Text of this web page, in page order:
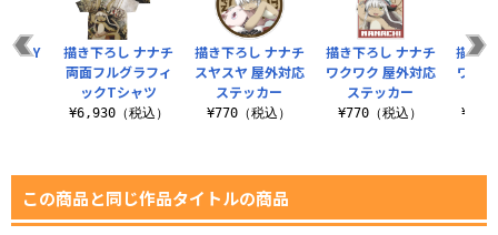
描き下ろし ナナチ
スヤスヤ 屋外対応
ステッカー
¥770（税込）
描き下ろし ナナチ
ワクワク 屋外対応
ステッカー
¥770（税込）
描き
ワク
描き下ろし ナナチ
両面フルグラフィ
ックTシャツ
¥6,930（税込）
この商品と同じ作品タイトルの商品